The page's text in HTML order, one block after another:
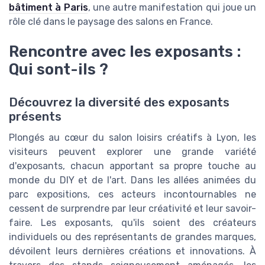
bâtiment à Paris, une autre manifestation qui joue un
rôle clé dans le paysage des salons en France.
Rencontre avec les exposants :
Qui sont-ils ?
Découvrez la diversité des exposants
présents
Plongés au cœur du salon loisirs créatifs à Lyon, les
visiteurs peuvent explorer une grande variété
d'exposants, chacun apportant sa propre touche au
monde du DIY et de l'art. Dans les allées animées du
parc expositions, ces acteurs incontournables ne
cessent de surprendre par leur créativité et leur savoir-
faire. Les exposants, qu'ils soient des créateurs
individuels ou des représentants de grandes marques,
dévoilent leurs dernières créations et innovations. À